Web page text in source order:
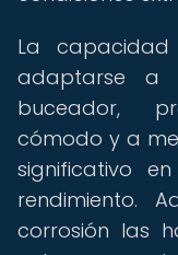
La
adaptarse a
buceador,
cómodo y a
significativo
rendimiento.
corrosión las